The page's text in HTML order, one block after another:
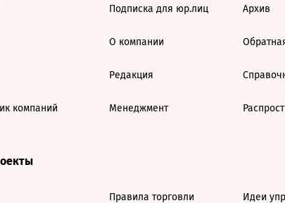
компаний
Подписка для юр.лиц
О компании
Редакция
Менеджмент
Архив
Правила торговли Идеи